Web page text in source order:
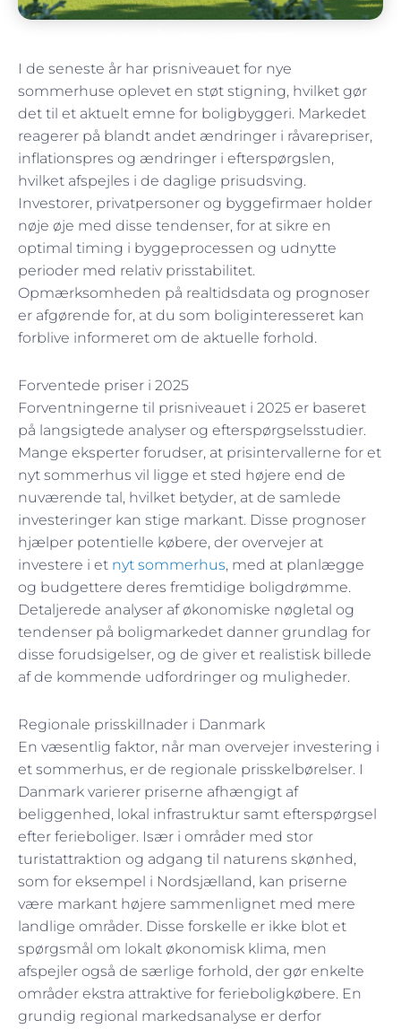
I de seneste år har prisniveauet for nye
sommerhuse oplevet en støt stigning, hvilket gør
det til et aktuelt emne for boligbyggeri. Markedet
reagerer på blandt andet ændringer i råvarepriser,
inflationspres og ændringer i efterspørgslen,
hvilket afspejles i de daglige prisudsving.
Investorer, privatpersoner og byggefirmaer holder
nøje øje med disse tendenser, for at sikre en
optimal timing i byggeprocessen og udnytte
perioder med relativ prisstabilitet.
Opmærksomheden på realtidsdata og prognoser
er afgørende for, at du som boliginteresseret kan
forblive informeret om de aktuelle forhold.
Forventede priser i 2025
Forventningerne til prisniveauet i 2025 er baseret
på langsigtede analyser og efterspørgselsstudier.
Mange eksperter forudser, at prisintervallerne for et
nyt sommerhus vil ligge et sted højere end de
nuværende tal, hvilket betyder, at de samlede
investeringer kan stige markant. Disse prognoser
hjælper potentielle købere, der overvejer at
investere i et nyt sommerhus, med at planlægge
og budgettere deres fremtidige boligdrømme.
Detaljerede analyser af økonomiske nøgletal og
tendenser på boligmarkedet danner grundlag for
disse forudsigelser, og de giver et realistisk billede
af de kommende udfordringer og muligheder.
Regionale prisskillnader i Danmark
En væsentlig faktor, når man overvejer investering i
et sommerhus, er de regionale prisskelbørelser. I
Danmark varierer priserne afhængigt af
beliggenhed, lokal infrastruktur samt efterspørgsel
efter ferieboliger. Især i områder med stor
turistattraktion og adgang til naturens skønhed,
som for eksempel i Nordsjælland, kan priserne
være markant højere sammenlignet med mere
landlige områder. Disse forskelle er ikke blot et
spørgsmål om lokalt økonomisk klima, men
afspejler også de særlige forhold, der gør enkelte
områder ekstra attraktive for ferieboligkøbere. En
grundig regional markedsanalyse er derfor